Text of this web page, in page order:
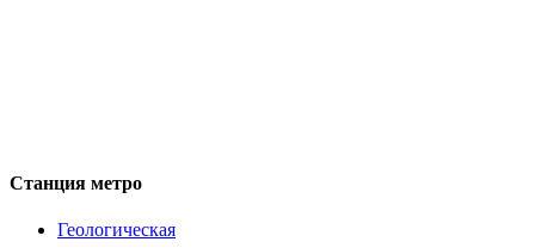
Станция метро
Геологическая